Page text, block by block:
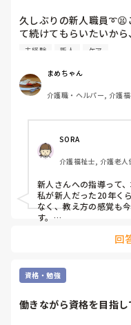
久しぶりの新人職員
て続けてもらいたいか
からん子やねんけどなあ
んどい〰️😬
未経験 新人 ケア
まめちゃん
介護職・ヘルパー, 介護
SORA
介護福祉士, 介護老人
新人さんへの指導って
私が新人だった20年く
なく、教え方の感覚も
す。
つもりはなかったので
すが、周りからは冗談
れたこともあり、指導
相手によって受け取り
回
資格・勉強
働きながら資格を目指し